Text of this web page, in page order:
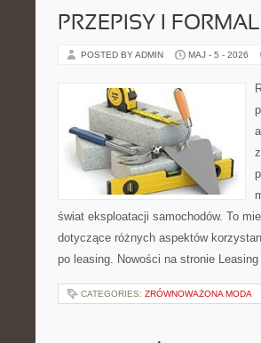
PRZEPISY I
POSTED BY ADMIN MAJ - 5 - 2026
świat eksploatacji samochodów. To
dotyczące różnych aspektów
po leasing. Nowości na stronie
CATEGORIES: ZRÓWNOWAŻONA MODA